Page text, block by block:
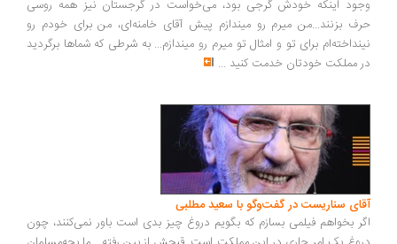
اینکه خودش گرجی بود، می‌خواست در گرجستان نیز همه روسی
بزنند...من میرم رو میندازم پیش آقای خامنه‌ای، من برای خودم رو
برای تو و امثال تو میرم رو میندازم... به شرطی که شماها برگردید
مملکت خودتان خدمت کنید...
سناریست در گفت‌وگو با سعید مطلبی
بخواهم فیلمی بسازم که بگویم دروغ چیز بدی است باور نمی‌کنند، چون